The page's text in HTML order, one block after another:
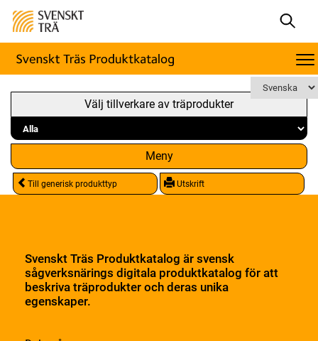
Välj tillverkare av träprodukter
Meny
Till generisk produkttyp Utskrift
Svenskt Träs Produktkatalog är svensk
sågverksnärings digitala produktkatalog för att
beskriva träprodukter och deras unika
egenskaper.